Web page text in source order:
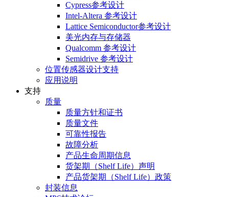
Cypress参考设计
Intel-Altera 参考设计
Lattice Semiconductor参考设计
美光内存与存储器
Qualcomm 参考设计
Semidrive 参考设计
位置传感器设计支持
应用说明
支持
质量
质量方针和证书
质量文件
可靠性报告
故障分析
产品生命周期信息
货架期（Shelf Life）声明
产品货架期（Shelf Life）政策
封装信息